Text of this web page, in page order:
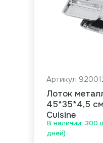
В наличии: 300
дней)
Артикул
Лоток
45*35*4,5
Cuisine